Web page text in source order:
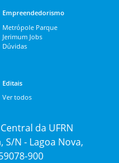
Empreendedorismo
Metrópole Parque
Jerimum Jobs
Dúvidas
Editais
Ver todos
da UFRN
S/N - Lagoa Nova,
900